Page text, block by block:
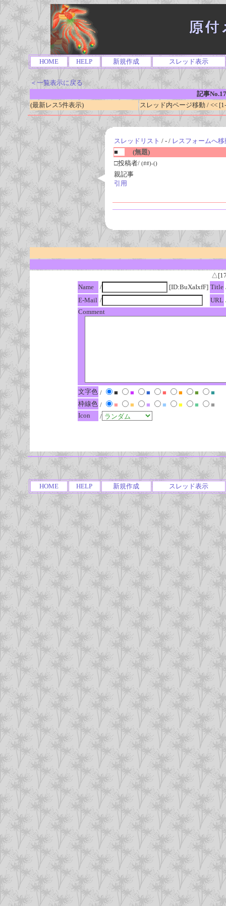
HOME HELP 新規作成 スレッド表示
＜一覧表示に戻る
記事
(最新レス5件表示)
スレッド内ページ移動 / <<
スレッドリスト / - / レスフォームへ移
■
(無題)
□投稿者/ (##)-()
親記事
引用
Name
/ [ID:BuXaIxfF] Title
E-Mail / URL
Comment
文字色 / ■ ■ ■ ■ ■ ■
■
枠線色 / ■ ■ ■ ■ ■ ■
■
Icon
/
HOME HELP 新規作成 スレッド表示